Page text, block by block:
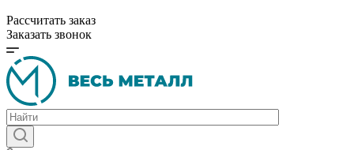
Рассчитать заказ
Заказать звонок